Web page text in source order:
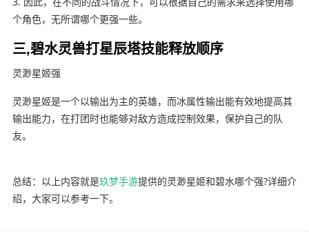
个角色，无所谓哪个更强一些。
三,碧水灵兽打星辰塔技能释放顺序
灵渺星姬强
灵渺星姬是一个以输出为主的英雄，而冰属性输出能有效地提高其
输出能力，在打团时也能够对敌方造成控制效果，保护自己的队
友。
总结：以上内容就是玖梦手游提供的灵渺星姬和碧水哪个强?详细介
绍，大家可以参考一下。